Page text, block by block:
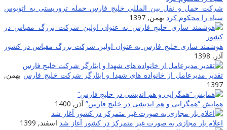
شرکت حمل و نقل بین المللی خلیج فارس حمله تروریستی به اتوبوس
سپاه را محکوم کرد بهمن, 1397
هوشمند سازی خلیج فارس به عنوان اولین شرکت بزرگ مقیاس در کشور
آذر, 1398
تقدیر مدیرعامل از خانواده های شهدا و ایثارگر شرکت خلیج فارس بهمن,
1397
همایش “همگرایی و هم اندیشی در خلیج فارس” آذر, 1400
اعلام بار مجازی به صورت غیر متمرکز در کشور آغاز شد اسفند, 1399